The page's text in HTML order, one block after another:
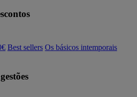
Best sellers Os básicos intemporais